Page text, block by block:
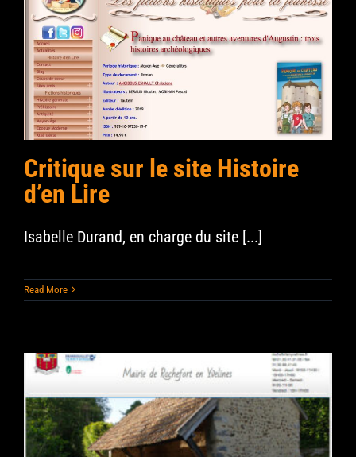
Critique sur le site Histoire
d’en Lire
Isabelle Durand, en charge du site [...]
Read More